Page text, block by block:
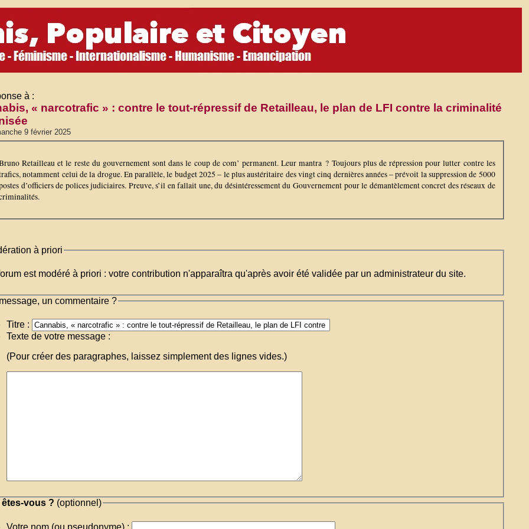
à :
« narcotrafic » : contre le tout-répressif de Retailleau, le plan de LFI contre la criminalité
9 février 2025
Retailleau et le reste du gouvernement sont dans le coup de com’ permanent. Leur mantra ? Toujours plus de répression pour lutter contre les
notamment celui de la drogue. En parallèle, le budget 2025 – le plus austéritaire des vingt cinq dernières années – prévoit la suppression de 5000
d’officiers de polices judiciaires. Preuve, s’il en fallait une, du désintéressement du Gouvernement pour le démantèlement concret des réseaux de
à priori
est modéré à priori : votre contribution n'apparaîtra qu'après avoir été validée par un administrateur du site.
un commentaire ?
Titre :
Texte de votre message :
(Pour créer des paragraphes, laissez simplement des lignes vides.)
êtes-vous ? (optionnel)
Votre nom (ou pseudonyme) :